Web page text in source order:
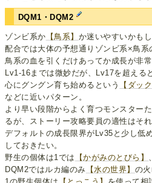
DQM1・DQM2
ゾンビ系か 【鳥系】 か迷いやすいかも
配合では大体の予想通りゾンビ系×鳥系
鳥系の血を引くだけあってか成長が非
Lv1-16までは微妙だが、Lv17を超える
心にグングン育ち始めるという
【ダッ
などに近いパターン。
より早い段階からよく育つモンスター
るが、ストーリー攻略要員の適性はそ
デフォルトの成長限界がLv35と少し低
しておきたい。
野生の個体は1では
【かがみのとびら】 、
DQM2ではルカ編のみ 【水の世界】 の